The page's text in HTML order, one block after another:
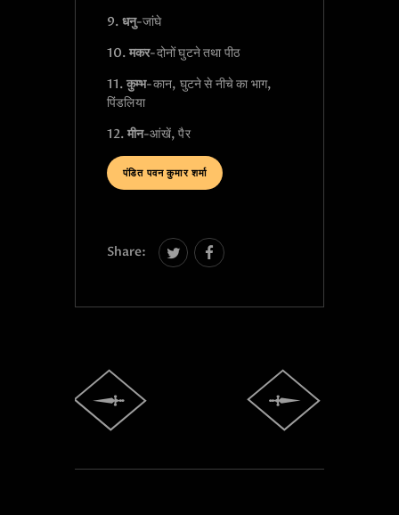
9. धनु-जांघे
10. मकर-दोनों घुटने तथा पीठ
11. कुम्भ-कान, घुटने से नीचे का भाग,
पिंडलिया
12. मीन-आंखें, पैर
पंडित पवन कुमार शर्मा
Share: